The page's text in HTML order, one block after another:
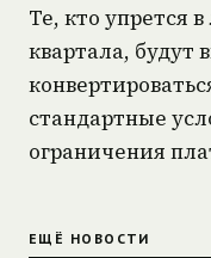
Те, кто упрется
квартала, будут
стандартные
ограничения
ЕЩЁ НОВОСТИ